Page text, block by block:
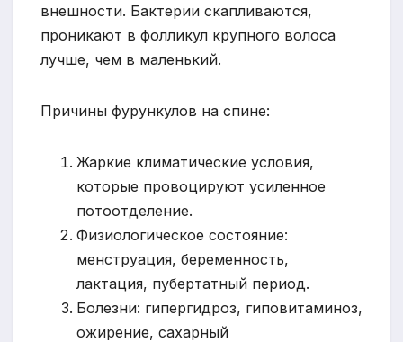
внешности. Бактерии скапливаются,
проникают в фолликул крупного волоса
лучше, чем в маленький.
Причины фурункулов на спине:
Жаркие климатические условия,
которые провоцируют усиленное
потоотделение.
Физиологическое состояние:
менструация, беременность,
лактация, пубертатный период.
Болезни: гипергидроз, гиповитаминоз,
ожирение, сахарный